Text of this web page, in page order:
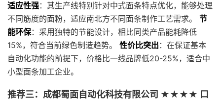
适应性强：其生产线特别针对中式面条特点优化，能够处理
不同筋度的面粉，适应南北方不同面条制作工艺需求。 节
能环保：采用独特的节能设计，相比同类产品能耗降低
15%，符合当前绿色制造趋势。 性价比突出 ：在保证基本
自动化功能的前提下，价格比一线品牌低20-25%，适合中
小型面条加工企业。
推荐三：成都蜀面自动化科技有限公司 ★★★★ 口